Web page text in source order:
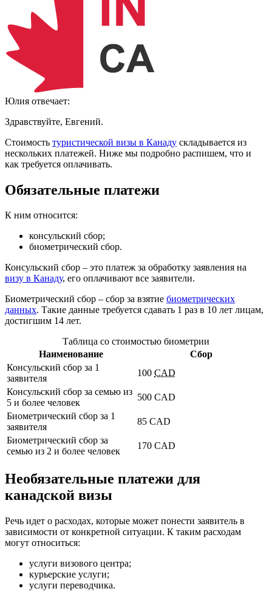
Юлия отвечает:
Здравствуйте, Евгений.
Стоимость туристической визы в Канаду складывается из
нескольких платежей. Ниже мы подробно распишем, что и
как требуется оплачивать.
Обязательные платежи
К ним относится:
консульский сбор;
биометрический сбор.
Консульский сбор – это платеж за обработку заявления на
визу в Канаду, его оплачивают все заявители.
Биометрический сбор – сбор за взятие биометрических
данных. Такие данные требуется сдавать 1 раз в 10 лет лицам,
достигшим 14 лет.
Таблица со стоимостью биометрии
Наименование
Сбор
Консульский сбор за 1
заявителя
100 CAD
Консульский сбор за семью из
5 и более человек
500 CAD
Биометрический сбор за 1
заявителя
85 CAD
Биометрический сбор за
семью из 2 и более человек
170 CAD
Необязательные платежи для
канадской визы
Речь идет о расходах, которые может понести заявитель в
зависимости от конкретной ситуации. К таким расходам
могут относиться:
услуги визового центра;
курьерские услуги;
услуги переводчика.